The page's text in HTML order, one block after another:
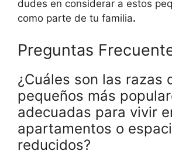
dudes en considerar a estos
como parte de tu familia.
Preguntas
¿Cuáles son las razas
pequeños más
adecuadas para vivir
apartamentos o
reducidos?